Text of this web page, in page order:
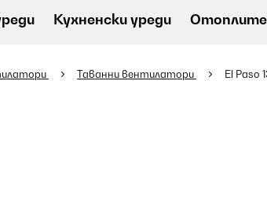
Кухненски уреди
Таванни вентилатори El Paso